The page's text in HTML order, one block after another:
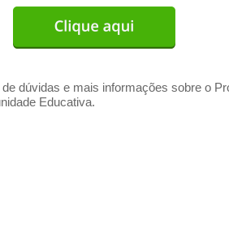
dúvidas e mais informações sobre o
Educativa.